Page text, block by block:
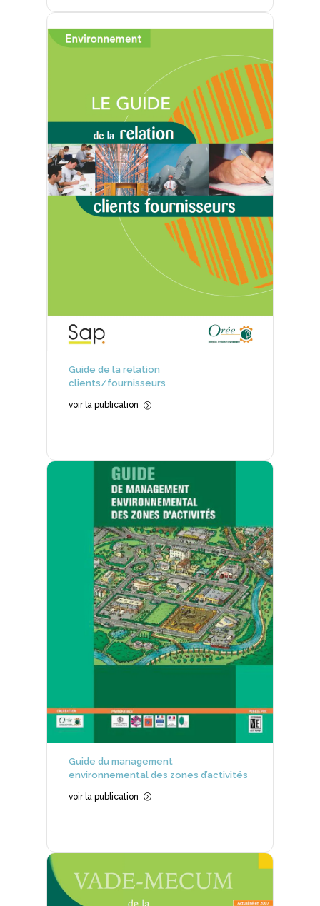
Guide de la relation
clients/fournisseurs
voir la publication =
Guide du management
environnemental des zones d’activités
voir la publication =